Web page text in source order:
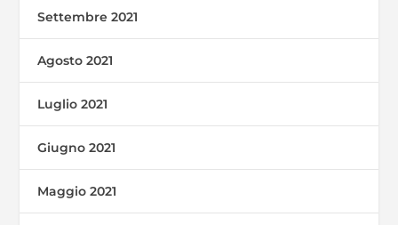
Settembre 2021
Agosto 2021
Luglio 2021
Giugno 2021
Maggio 2021